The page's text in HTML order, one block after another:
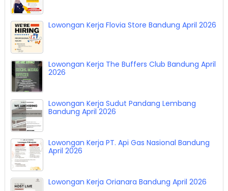
Lowongan Kerja PT. Bits Miliartha (Bee.id)
Lowongan Kerja Flovia Store Bandung April 2026
Lowongan Kerja The Buffers Club Bandung April
2026
Lowongan Kerja Sudut Pandang Lembang
Bandung April 2026
Lowongan Kerja PT. Api Gas Nasional Bandung